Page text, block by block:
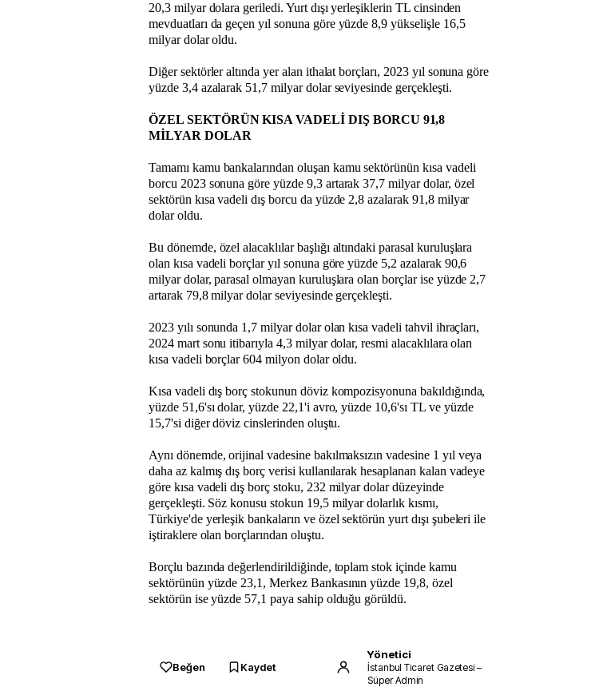
20,3 milyar dolara geriledi. Yurt dışı yerleşiklerin TL cinsinden
mevduatları da geçen yıl sonuna göre yüzde 8,9 yükselişle 16,5
milyar dolar oldu.
Diğer sektörler altında yer alan ithalat borçları, 2023 yıl sonuna göre
yüzde 3,4 azalarak 51,7 milyar dolar seviyesinde gerçekleşti.
ÖZEL SEKTÖRÜN KISA VADELİ DIŞ BORCU 91,8
MİLYAR DOLAR
Tamamı kamu bankalarından oluşan kamu sektörünün kısa vadeli
borcu 2023 sonuna göre yüzde 9,3 artarak 37,7 milyar dolar, özel
sektörün kısa vadeli dış borcu da yüzde 2,8 azalarak 91,8 milyar
dolar oldu.
Bu dönemde, özel alacaklılar başlığı altındaki parasal kuruluşlara
olan kısa vadeli borçlar yıl sonuna göre yüzde 5,2 azalarak 90,6
milyar dolar, parasal olmayan kuruluşlara olan borçlar ise yüzde 2,7
artarak 79,8 milyar dolar seviyesinde gerçekleşti.
2023 yılı sonunda 1,7 milyar dolar olan kısa vadeli tahvil ihraçları,
2024 mart sonu itibarıyla 4,3 milyar dolar, resmi alacaklılara olan
kısa vadeli borçlar 604 milyon dolar oldu.
Kısa vadeli dış borç stokunun döviz kompozisyonuna bakıldığında,
yüzde 51,6'sı dolar, yüzde 22,1'i avro, yüzde 10,6'sı TL ve yüzde
15,7'si diğer döviz cinslerinden oluştu.
Aynı dönemde, orijinal vadesine bakılmaksızın vadesine 1 yıl veya
daha az kalmış dış borç verisi kullanılarak hesaplanan kalan vadeye
göre kısa vadeli dış borç stoku, 232 milyar dolar düzeyinde
gerçekleşti. Söz konusu stokun 19,5 milyar dolarlık kısmı,
Türkiye'de yerleşik bankaların ve özel sektörün yurt dışı şubeleri ile
iştiraklere olan borçlarından oluştu.
Borçlu bazında değerlendirildiğinde, toplam stok içinde kamu
sektörünün yüzde 23,1, Merkez Bankasının yüzde 19,8, özel
sektörün ise yüzde 57,1 paya sahip olduğu görüldü.
Beğen Kaydet
Yönetici
İstanbul Ticaret Gazetesi –
Süper Admin